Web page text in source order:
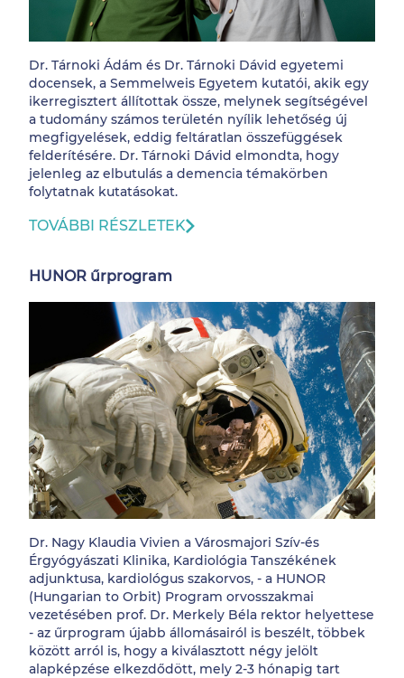
Dr. Tárnoki Ádám és Dr. Tárnoki Dávid egyetemi
docensek, a Semmelweis Egyetem kutatói, akik egy
ikerregisztert állítottak össze, melynek segítségével
a tudomány számos területén nyílik lehetőség új
megfigyelések, eddig feltáratlan összefüggések
felderítésére. Dr. Tárnoki Dávid elmondta, hogy
jelenleg az elbutulás a demencia témakörben
folytatnak kutatásokat.
TOVÁBBI RÉSZLETEK
HUNOR űrprogram
Dr. Nagy Klaudia Vivien a Városmajori Szív-és
Érgyógyászati Klinika, Kardiológia Tanszékének
adjunktusa, kardiológus szakorvos, - a HUNOR
(Hungarian to Orbit) Program orvosszakmai
vezetésében prof. Dr. Merkely Béla rektor helyettese
- az űrprogram újabb állomásairól is beszélt, többek
között arról is, hogy a kiválasztott négy jelölt
alapképzése elkezdődött, mely 2-3 hónapig tart